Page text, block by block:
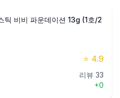
틱 비비 파운데이션 13g (1호/2
⭐ 4.9
리뷰 33
+0